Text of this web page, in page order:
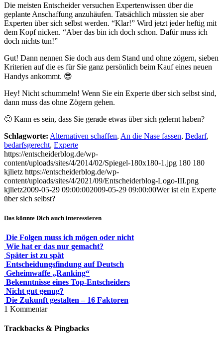
Die meisten Entscheider versuchen Expertenwissen über die
geplante Anschaffung anzuhäufen. Tatsächlich müssten sie aber
Experten über sich selbst werden. “Klar!” Wird jetzt jeder heftig mit
dem Kopf nicken. “Aber das bin ich doch schon. Dafür muss ich
doch nichts tun!”
Gut! Dann nennen Sie doch aus dem Stand und ohne zögern, sieben
Kriterien auf die es für Sie ganz persönlich beim Kauf eines neuen
Handys ankommt. 😎
Hey! Nicht schummeln! Wenn Sie ein Experte über sich selbst sind,
dann muss das ohne Zögern gehen.
🙂 Kann es sein, dass Sie gerade etwas über sich gelernt haben?
Schlagworte: Alternativen schaffen, An die Nase fassen, Bedarf,
bedarfsgerecht, Experte
https://entscheiderblog.de/wp-
content/uploads/sites/4/2014/02/Spiegel-180x180-1.jpg 180 180
kjlietz https://entscheiderblog.de/wp-
content/uploads/sites/4/2021/09/Entscheiderblog-Logo-III.png
kjlietz2009-05-29 09:00:002009-05-29 09:00:00Wer ist ein Experte
über sich selbst?
Das könnte Dich auch interessieren
Die Folgen muss ich mögen oder nicht
Wie hat er das nur gemacht?
Später ist zu spät
Entscheidungsfindung auf Deutsch
Geheimwaffe „Ranking“
Bekenntnisse eines Top-Entscheiders
Nicht gut genug?
Die Zukunft gestalten – 16 Faktoren
1 Kommentar
Trackbacks & Pingbacks